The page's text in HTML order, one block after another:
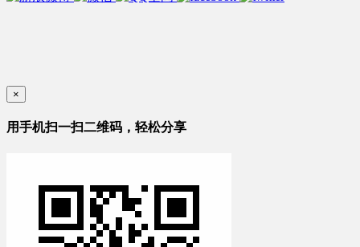
×
用手机扫一扫二维码，轻松分享